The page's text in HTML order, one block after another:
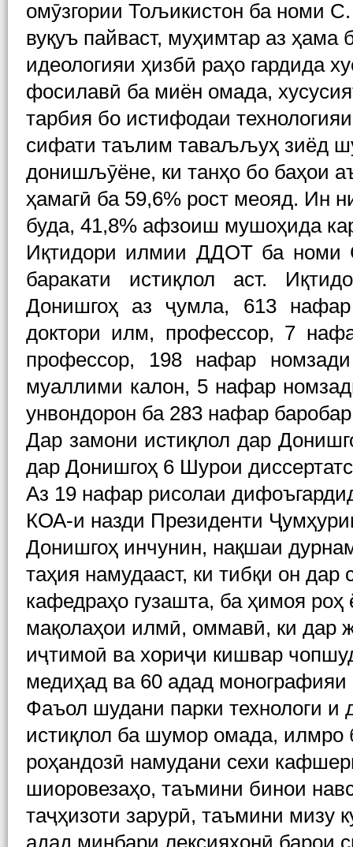
омӯзгории Тољикистон ба номи
вуқуъ пайваст, муҳимтар аз
идеологияи ҳизбӣ раҳо гардида
фосилавӣ ба миён омада,
тарбия бо истифодаи
сифати таълим таваљљуҳ зиёд
донишљӯёне, ки танҳо бо баҳои
ҳамагӣ ба 59,6% рост меояд. Ин
буда, 41,8% афзоиш мушоҳида
Иқтидори илмии ДДОТ ба номи
баракати истиқлол аст.
Донишгоҳ аз ҷумла, 613
доктори илм, профессор, 7
профессор, 198 нафар
муаллими калон, 5 нафар
унвондорон ба 283 нафар
Дар замони истиқлол дар
дар Донишгоҳ 6 Шурои
Аз 19 нафар рисолаи
КОА-и назди Президенти
Донишгоҳ инчунин, нақшаи
таҳия намудааст, ки тибқи он
кафедраҳо гузашта, ба ҳимоя
мақолаҳои илмӣ, оммавӣ, ки дар
иҷтимоӣ ва хориҷи кишвар
медиҳад ва 60 адад монографияи
Фаъол шудани парки технологи
истиқлол ба шумор омада, илмро
роҳандозӣ намудани сехи
шиоровезаҳо, таъмини бинои
таҷҳизоти зарурӣ, таъмини мизу
адад минбари лексияхонӣ барои